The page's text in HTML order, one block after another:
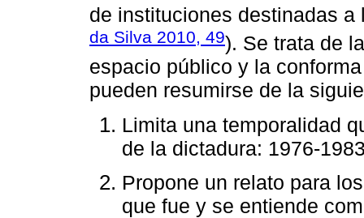
de instituciones destinadas
da Silva 2010, 49). Se trata de
espacio público y la
pueden resumirse de la
Limita una temporalidad
de la dictadura: 1976-
Propone un relato para
que fue y se entiende